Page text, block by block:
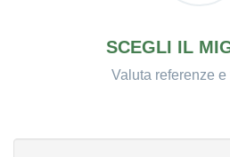
SCEGLI IL
Valuta referenze